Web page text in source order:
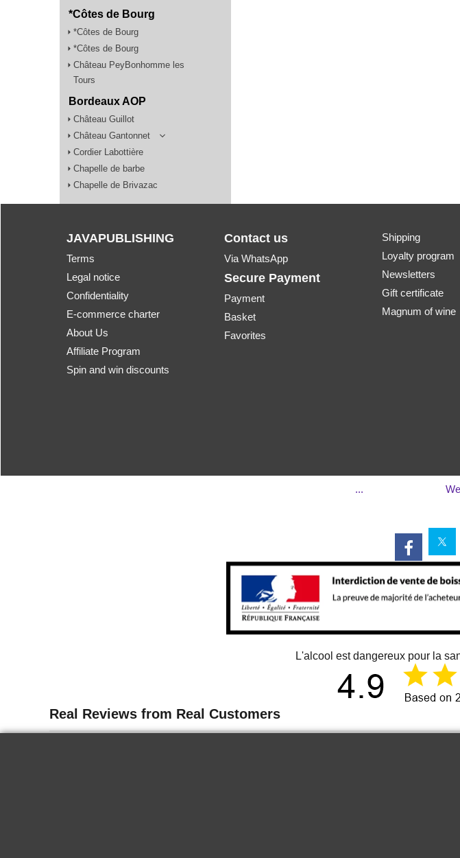
*Côtes de Bourg
*Côtes de Bourg
*Côtes de Bourg
Château PeyBonhomme les
Tours
Bordeaux AOP
Château Guillot
Château Gantonnet
Cordier Labottière
Chapelle de barbe
Chapelle de Brivazac
JAVAPUBLISHING
Terms
Legal notice
Confidentiality
E-commerce charter
About Us
Affiliate Program
Spin and win discounts
Contact us
Via WhatsApp
Secure Payment
Payment
Basket
Favorites
Shipping
Loyalty program
Newsletters
Gift certificate
Magnum of wine
L'alcool est dangereux pour la